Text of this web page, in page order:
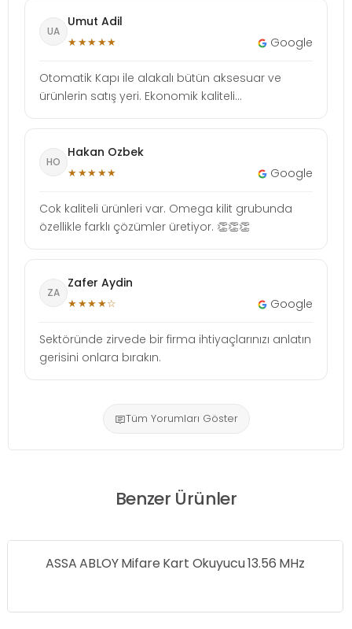
UA
Umut Adil
★★★★★ Google
Otomatik Kapı ile alakalı bütün aksesuar ve
ürünlerin satış yeri. Ekonomik kaliteli...
HO
Hakan Ozbek
★★★★★ Google
Cok kaliteli ürünleri var. Omega kilit grubunda
özellikle farklı çözümler üretiyor. 👏👏👏
ZA
Zafer Aydin
★★★★☆ Google
Sektöründe zirvede bir firma ihtiyaçlarınızı anlatın
gerisini onlara bırakın.
Tüm Yorumları Göster
Benzer Ürünler
ASSA ABLOY Mifare Kart Okuyucu 13.56 MHz